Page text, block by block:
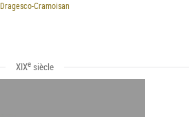
Dragesco-Cramoisan
XIXesiècle